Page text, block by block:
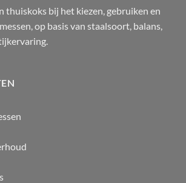
thuiskoks bij het kiezen, gebruiken en
op basis van staalsoort, balans,